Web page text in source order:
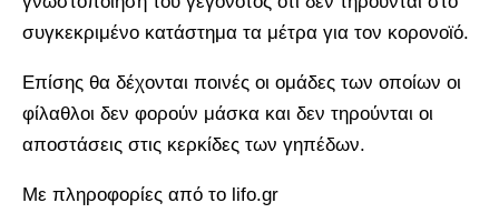
συγκεκριμένο κατάστημα τα μέτρα για τον κορονοϊό.
Επίσης θα δέχονται ποινές οι ομάδες των οποίων οι
φίλαθλοι δεν φορούν μάσκα και δεν τηρούνται οι
αποστάσεις στις κερκίδες των γηπέδων.
Με πληροφορίες από το lifo.gr